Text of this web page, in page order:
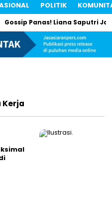
POLITIK
Gossip Panas! Liana Saputri
Kerja